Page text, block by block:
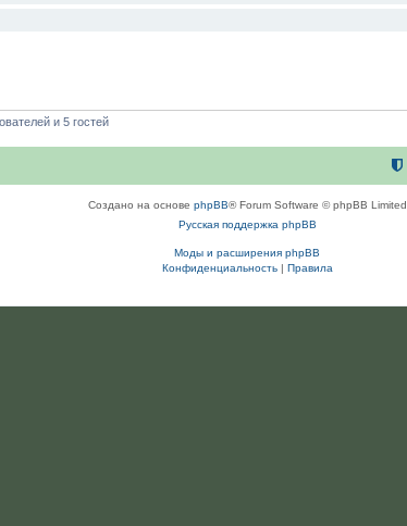
и 5 гостей
Создано на основе phpBB® Forum Software © phpBB Limited
Русская поддержка phpBB
Моды и расширения phpBB
Конфиденциальность| Правила